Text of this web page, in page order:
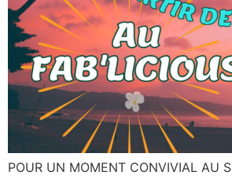
POUR UN MOMENT CONVIVIAL AU